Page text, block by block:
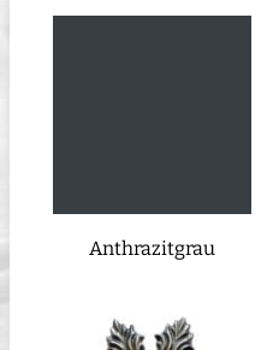
Anthrazitgrau